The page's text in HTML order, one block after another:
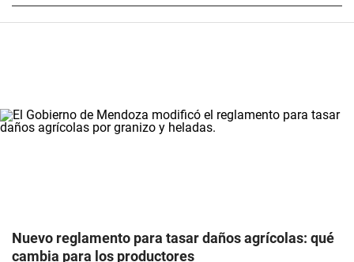
Nuevo reglamento para tasar daños agrícolas: qué
cambia para los productores